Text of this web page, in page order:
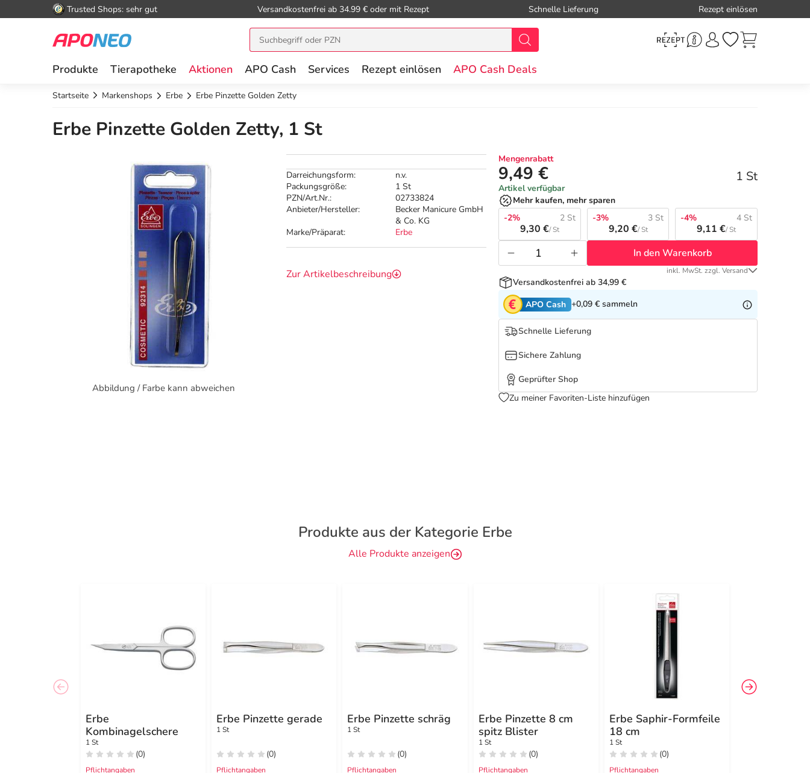
Trusted Shops: sehr gut Versandkostenfrei ab 34.99 € oder mit Rezept Schnelle Lieferung Rezept einlösen
Produkte Tierapotheke Aktionen APO Cash Services Rezept einlösen APO Cash Deals
Startseite Markenshops Erbe Erbe Pinzette Golden Zetty
Erbe Pinzette Golden Zetty, 1 St
Abbildung / Farbe kann abweichen
Darreichungsform:
n.v.
Packungsgröße:
1 St
PZN/Art.Nr.:
02733824
Anbieter/Hersteller:
Becker Manicure GmbH
& Co. KG
Marke/Präparat:
Erbe
Zur Artikelbeschreibung
Mengenrabatt
9,49 € 1 St
Artikel verfügbar
Mehr kaufen, mehr sparen
-2%
2 St
9,30 €/ St
-3% 3 St
9,20 €/ St
-4% 4 St
9,11 €/ St
In den Warenkorb
inkl. MwSt. zzgl. Versand
Versandkostenfrei ab 34,99 €
APO Cash +0,09 € sammeln
Schnelle Lieferung
Sichere Zahlung
Geprüfter Shop
Zu meiner Favoriten-Liste hinzufügen
Produkte aus der Kategorie Erbe
Alle Produkte anzeigen
Erbe
Kombinagelschere
1 St
(0)
Pflichtangaben
Erbe Pinzette gerade
1 St
(0)
Pflichtangaben
Erbe Pinzette schräg
1 St
(0)
Pflichtangaben
Erbe Pinzette 8 cm
spitz Blister
1 St
(0)
Pflichtangaben
Erbe Saphir-Formfeile
18 cm
1 St
(0)
Pflichtangaben